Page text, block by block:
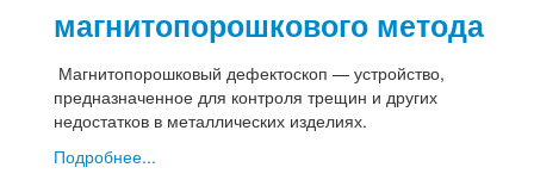
магнитопорошкового метода
Магнитопорошковый дефектоскоп — устройство,
предназначенное для контроля трещин и других
недостатков в металлических изделиях.
Подробнее...